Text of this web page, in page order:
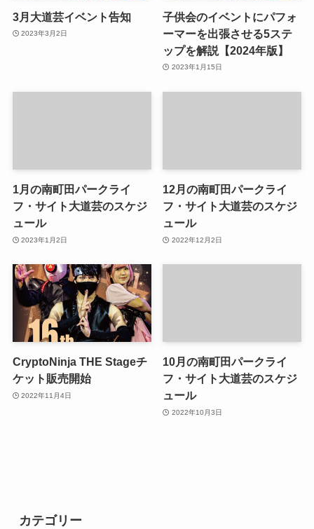
3月大道芸イベント告知
2023年3月2日
子供会のイベントにパフォ
ーマーを出張させる5ステ
ップを解説【2024年版】
2023年1月15日
1月の南町田パークライ
フ・サイト大道芸のスケジ
ュール
2023年1月2日
12月の南町田パークライ
フ・サイト大道芸のスケジ
ュール
2022年12月2日
CryptoNinja THE Stageチ
ケット販売開始
2022年11月4日
10月の南町田パークライ
フ・サイト大道芸のスケジ
ュール
2022年10月3日
カテゴリー